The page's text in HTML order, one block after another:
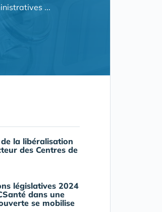
...
la libéralisation
des Centres de
législatives 2024
dans une
se mobilise